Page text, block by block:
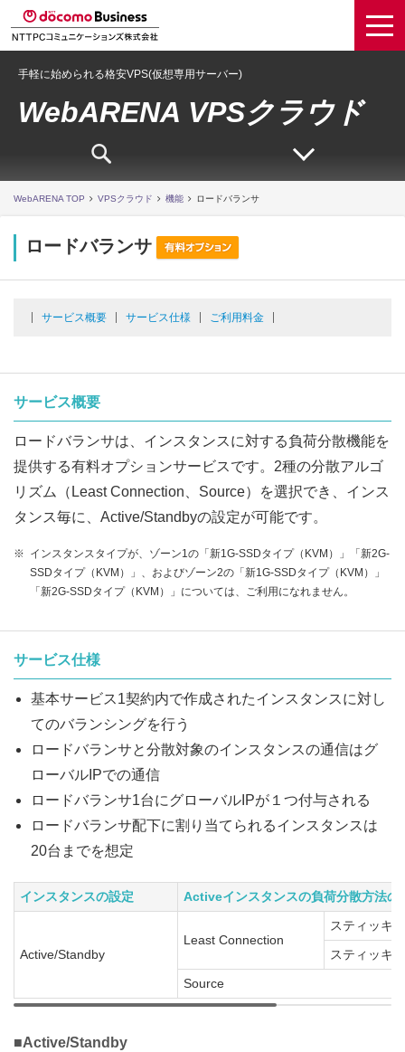
手軽に始められる格安VPS(仮想専用サーバー)
WebARENA VPSクラウド
WebARENA TOP VPSクラウド 機能 ロードバランサ
ロードバランサ
サービス概要 サービス仕様 ご利用料金
サービス概要
ロードバランサは、インスタンスに対する負荷分散機能を
提供する有料オプションサービスです。2種の分散アルゴ
リズム（Least Connection、Source）を選択でき、インス
タンス毎に、Active/Standbyの設定が可能です。
※ インスタンスタイプが、ゾーン1の「新1G-SSDタイプ（KVM）」「新2G-
SSDタイプ（KVM）」、およびゾーン2の「新1G-SSDタイプ（KVM）」
「新2G-SSDタイプ（KVM）」については、ご利用になれません。
サービス仕様
基本サービス1契約内で作成されたインスタンスに対し
てのバランシングを行う
ロードバランサと分散対象のインスタンスの通信はグ
ローバルIPでの通信
ロードバランサ1台にグローバルIPが１つ付与される
ロードバランサ配下に割り当てられるインスタンスは
20台までを想定
インスタンスの設定 Activeインスタンスの負荷分散方法の
Active/Standby
Least Connection
スティッキ
スティッキ
Source
■Active/Standby